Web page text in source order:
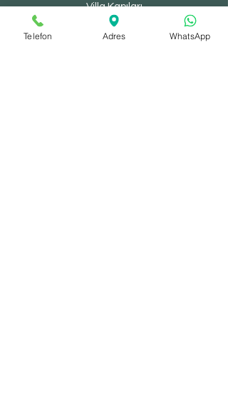
Villa Kapıları
Bina Kapıları
Telefon Adres WhatsApp